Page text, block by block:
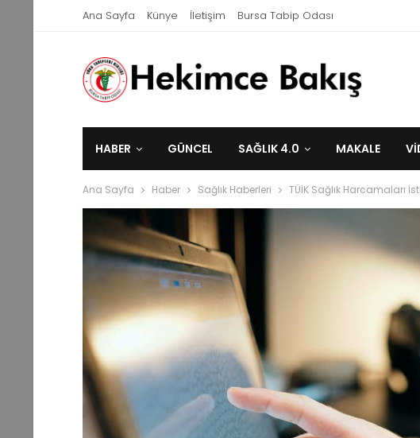
Ana Sayfa Künye İletişim Bursa Tabip Odası
HABER GÜNCEL SAĞLIK 4.0 MAKALE
Ana Sayfa Haber Sağlık Haberleri TÜİK Sağlık Harcamaları